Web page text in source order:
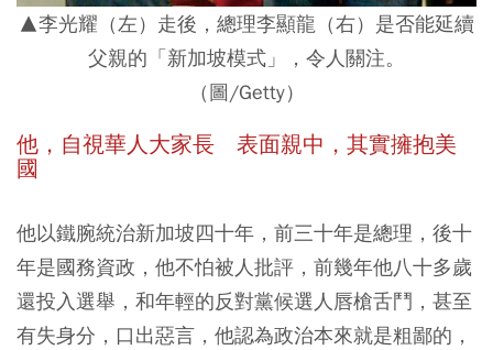
▲李光耀（左）走後，總理李顯龍（右）是否能延續
父親的「新加坡模式」，令人關注。
（圖/Getty）
他，自視華人大家長 表面親中，其實擁抱美
國
他以鐵腕統治新加坡四十年，前三十年是總理，後十
年是國務資政，他不怕被人批評，前幾年他八十多歲
還投入選舉，和年輕的反對黨候選人唇槍舌鬥，甚至
有失身分，口出惡言，他認為政治本來就是粗鄙的，